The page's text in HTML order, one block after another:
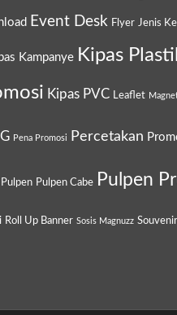
Event Desk Flyer Jenis
Kampanye Kipas
Kipas PVC Leaflet
Pena Promosi Percetakan
Pulpen Pulpen Cabe Pulpen
Roll Up Banner Sosis Magnuzz Souvenir